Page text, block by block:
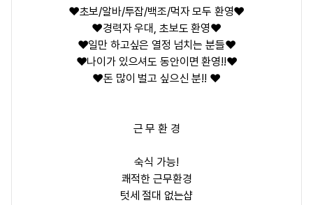
❤️초보/알바/투잡/백조/먹자 모두 환영❤️
❤️경력자 우대, 초보도 환영❤️
❤️일만 하고싶은 열정 넘치는 분들❤️
❤️나이가 있으셔도 동안이면 환영!!❤️
❤️돈 많이 벌고 싶으신 분!! ❤️
근 무 환 경
숙식 가능!
쾌적한 근무환경
텃세 절대 없는샵